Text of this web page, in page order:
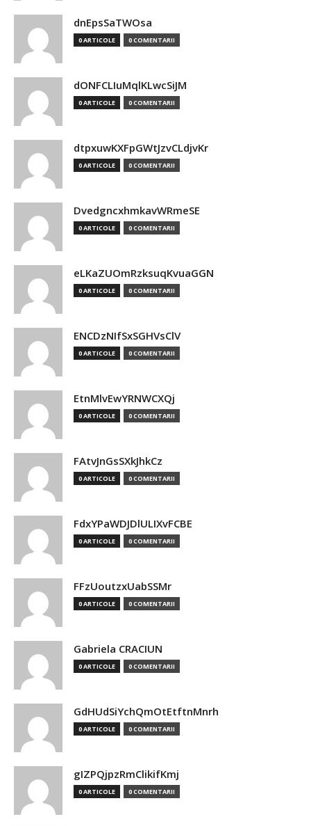
dnEpsSaTWOsa
0 ARTICOLE 0 COMENTARII
dONFCLIuMqlKLwcSiJM
0 ARTICOLE 0 COMENTARII
dtpxuwKXFpGWtJzvCLdjvKr
0 ARTICOLE 0 COMENTARII
DvedgncxhmkavWRmeSE
0 ARTICOLE 0 COMENTARII
eLKaZUOmRzksuqKvuaGGN
0 ARTICOLE 0 COMENTARII
ENCDzNIfSxSGHVsClV
0 ARTICOLE 0 COMENTARII
EtnMlvEwYRNWCXQj
0 ARTICOLE 0 COMENTARII
FAtvJnGsSXkJhkCz
0 ARTICOLE 0 COMENTARII
FdxYPaWDJDlULIXvFCBE
0 ARTICOLE 0 COMENTARII
FFzUoutzxUabSSMr
0 ARTICOLE 0 COMENTARII
Gabriela CRACIUN
0 ARTICOLE 0 COMENTARII
GdHUdSiYchQmOtEtftnMnrh
0 ARTICOLE 0 COMENTARII
gIZPQjpzRmClikifKmj
0 ARTICOLE 0 COMENTARII